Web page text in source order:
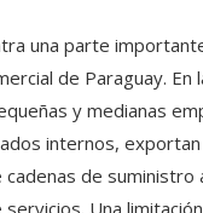
una parte
de Paraguay. En
y medianas
internos,
de suministro